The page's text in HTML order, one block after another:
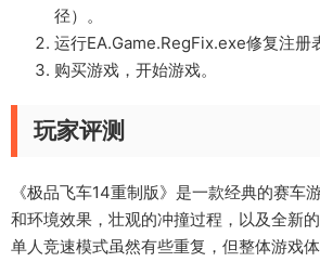
径）。
运行EA.Game.RegFix.exe修复注册
购买游戏，开始游戏。
玩家评测
《极品飞车14重制版》是一款经典的赛车
和环境效果，壮观的冲撞过程，以及全新的
单人竞速模式虽然有些重复，但整体游戏